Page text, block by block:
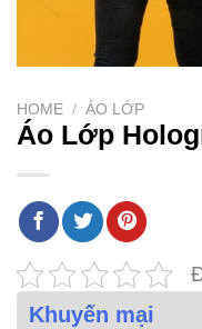
HOME / ÁO LỚP
Áo Lớp
Khuyến mại